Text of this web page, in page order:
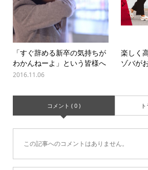
「すぐ辞める新卒の気持ちが
わかんねーよ」という皆様へ
2016.11.06
楽しく
ゾバが
コメント ( 0 )
この記事へのコメントはありません。